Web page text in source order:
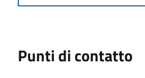
Punti di contatto